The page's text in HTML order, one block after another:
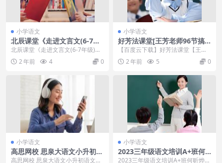
小学语文
北辰课堂《走进文言文(6-7年
级)》195篇文言文精讲视频课
北辰课堂《走进文言文(6-7年级)》
195篇文言文精讲视频课程课程目
录(资源合计...
2 年前 4 0
小学语文
好芳法课堂[王芳老师96节搞
定阅读理解]搞定阅读理解 初
级+中级+高级（视频＋PDF教
材）
【百度云下载】好芳法课堂【王芳
老师96节搞定阅读理解】搞定阅读
理解 初级+中级+...
2 年前 5 0
小学语文
高思网校 思泉大语文小升初语
文冲刺班视频课程视频教程 教
高思网校 思泉大语文小升初语文冲
小学语文
2023三年级语文培训A+班何
昕烨【2023秋下】
2023三年级语文培训A+班何昕烨